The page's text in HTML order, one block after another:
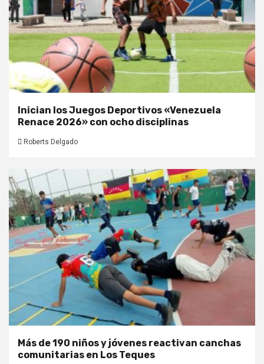
Inician los Juegos Deportivos «Venezuela
Renace 2026» con ocho disciplinas
Roberts Delgado
Más de 190 niños y jóvenes reactivan canchas
comunitarias en Los Teques